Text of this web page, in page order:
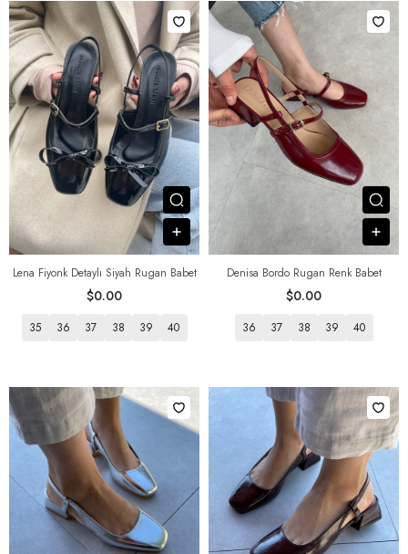
Lena Fiyonk Detaylı Siyah Rugan Babet
$0.00
Посмотреть товар
В корзину
35 36 37 38 39 40
Denisa Bordo Rugan Renk Babet
$0.00
36 37 38 39 40